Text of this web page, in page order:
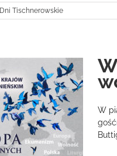
Dni Tischnerowskie
W